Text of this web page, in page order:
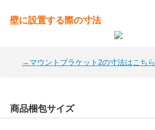
壁に設置する際の寸法
→マウントブラケット2の寸法はこちら
商品梱包サイズ